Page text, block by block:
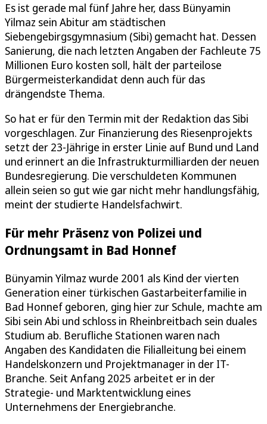
Es ist gerade mal fünf Jahre her, dass Bünyamin
Yilmaz sein Abitur am städtischen
Siebengebirgsgymnasium (Sibi) gemacht hat. Dessen
Sanierung, die nach letzten Angaben der Fachleute 75
Millionen Euro kosten soll, hält der parteilose
Bürgermeisterkandidat denn auch für das
drängendste Thema.
So hat er für den Termin mit der Redaktion das Sibi
vorgeschlagen. Zur Finanzierung des Riesenprojekts
setzt der 23-Jährige in erster Linie auf Bund und Land
und erinnert an die Infrastrukturmilliarden der neuen
Bundesregierung. Die verschuldeten Kommunen
allein seien so gut wie gar nicht mehr handlungsfähig,
meint der studierte Handelsfachwirt.
Für mehr Präsenz von Polizei und
Ordnungsamt in Bad Honnef
Bünyamin Yilmaz wurde 2001 als Kind der vierten
Generation einer türkischen Gastarbeiterfamilie in
Bad Honnef geboren, ging hier zur Schule, machte am
Sibi sein Abi und schloss in Rheinbreitbach sein duales
Studium ab. Berufliche Stationen waren nach
Angaben des Kandidaten die Filialleitung bei einem
Handelskonzern und Projektmanager in der IT-
Branche. Seit Anfang 2025 arbeitet er in der
Strategie- und Marktentwicklung eines
Unternehmens der Energiebranche.